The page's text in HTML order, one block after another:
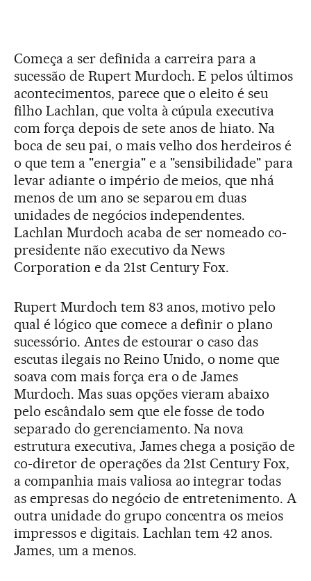
Começa a ser definida a carreira para a
sucessão de Rupert Murdoch. E pelos últimos
acontecimentos, parece que o eleito é seu
filho Lachlan, que volta à cúpula executiva
com força depois de sete anos de hiato. Na
boca de seu pai, o mais velho dos herdeiros é
o que tem a "energia" e a "sensibilidade" para
levar adiante o império de meios, que nhá
menos de um ano se separou em duas
unidades de negócios independentes.
Lachlan Murdoch acaba de ser nomeado co-
presidente não executivo da News
Corporation e da 21st Century Fox.
Rupert Murdoch tem 83 anos, motivo pelo
qual é lógico que comece a definir o plano
sucessório. Antes de estourar o caso das
escutas ilegais no Reino Unido, o nome que
soava com mais força era o de James
Murdoch. Mas suas opções vieram abaixo
pelo escândalo sem que ele fosse de todo
separado do gerenciamento. Na nova
estrutura executiva, James chega a posição de
co-diretor de operações da 21st Century Fox,
a companhia mais valiosa ao integrar todas
as empresas do negócio de entretenimento. A
outra unidade do grupo concentra os meios
impressos e digitais. Lachlan tem 42 anos.
James, um a menos.